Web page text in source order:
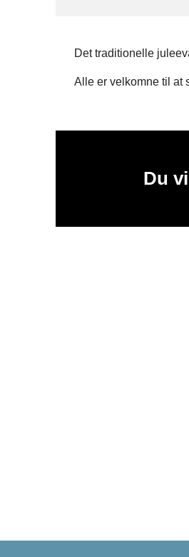
Det traditionelle
Alle er velkomne til at
Du